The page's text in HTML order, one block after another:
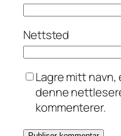
Nettsted
Lagre mitt
denne
kommenterer.